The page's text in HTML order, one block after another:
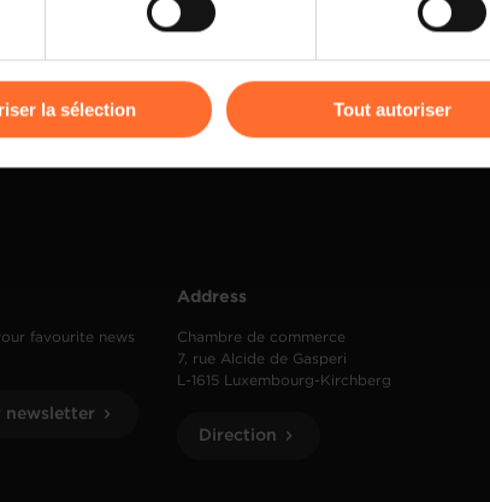
la sélection Tout autoriser
favourite news
newsletter
Address
Chambre de commerce
7, rue Alcide de Gasperi
L-1615 Luxembourg-Kirchberg
Direction